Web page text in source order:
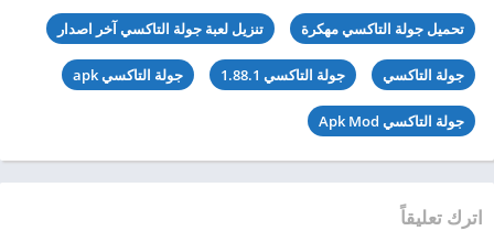
تحميل جولة التاكسي مهكرة تنزيل لعبة جولة التاكسي آخر اصدار
جولة التاكسي جولة التاكسي 1.88.1 جولة التاكسي apk
جولة التاكسي Apk Mod
اترك تعليقاً